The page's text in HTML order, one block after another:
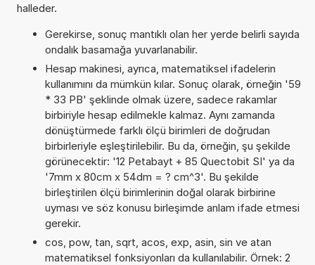
halleder.
Gerekirse, sonuç mantıklı olan her yerde belirli sayıda
ondalık basamağa yuvarlanabilir.
Hesap makinesi, ayrıca, matematiksel ifadelerin
kullanımını da mümkün kılar. Sonuç olarak, örneğin '59
* 33 PB' şeklinde olmak üzere, sadece rakamlar
birbiriyle hesap edilmekle kalmaz. Aynı zamanda
dönüştürmede farklı ölçü birimleri de doğrudan
birbirleriyle eşleştirilebilir. Bu da, örneğin, şu şekilde
görünecektir: '12 Petabayt + 85 Quectobit SI' ya da
'7mm x 80cm x 54dm = ? cm^3'. Bu şekilde
birleştirilen ölçü birimlerinin doğal olarak birbirine
uyması ve söz konusu birleşimde anlam ifade etmesi
gerekir.
cos, pow, tan, sqrt, acos, exp, asin, sin ve atan
matematiksel fonksiyonları da kullanılabilir. Örnek: 2